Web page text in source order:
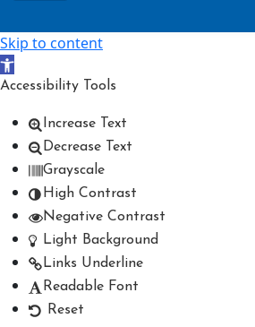
Skip to content
Open toolbar
Accessibility Tools
Increase Text
Decrease Text
Grayscale
High Contrast
Negative Contrast
Light Background
Links Underline
Readable Font
Reset